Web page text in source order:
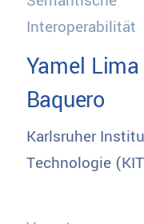
Interoperabilität
Yamel Lima
Baquero
Karlsruher
Technologie